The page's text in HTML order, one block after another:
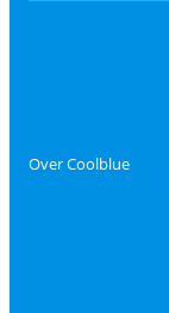
Over Coolblue